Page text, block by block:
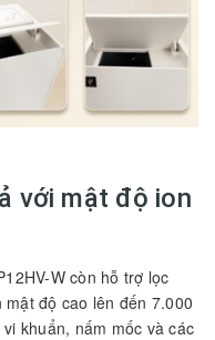
với mật độ ion
W còn hỗ trợ lọc
độ cao lên đến 7.000
khuẩn, nấm mốc và các